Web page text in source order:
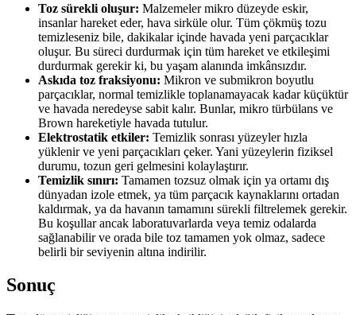
Toz sürekli oluşur: Malzemeler mikro düzeyde eskir,
insanlar hareket eder, hava sirküle olur. Tüm çökmüş tozu
temizleseniz bile, dakikalar içinde havada yeni parçacıklar
oluşur. Bu süreci durdurmak için tüm hareket ve etkileşimi
durdurmak gerekir ki, bu yaşam alanında imkânsızdır.
Askıda toz fraksiyonu: Mikron ve submikron boyutlu
parçacıklar, normal temizlikle toplanamayacak kadar küçüktür
ve havada neredeyse sabit kalır. Bunlar, mikro türbülans ve
Brown hareketiyle havada tutulur.
Elektrostatik etkiler: Temizlik sonrası yüzeyler hızla
yüklenir ve yeni parçacıkları çeker. Yani yüzeylerin fiziksel
durumu, tozun geri gelmesini kolaylaştırır.
Temizlik sınırı: Tamamen tozsuz olmak için ya ortamı dış
dünyadan izole etmek, ya tüm parçacık kaynaklarını ortadan
kaldırmak, ya da havanın tamamını sürekli filtrelemek gerekir.
Bu koşullar ancak laboratuvarlarda veya temiz odalarda
sağlanabilir ve orada bile toz tamamen yok olmaz, sadece
belirli bir seviyenin altına indirilir.
Sonuç